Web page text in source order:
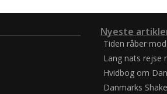
Nyeste
Tiden råber
Lang nats rejse
Hvidbog om
Danmarks